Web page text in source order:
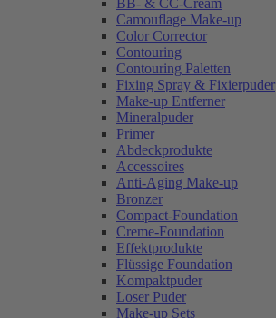
BB- & CC-Cream
Camouflage Make-up
Color Corrector
Contouring
Contouring Paletten
Fixing Spray & Fixierpuder
Make-up Entferner
Mineralpuder
Primer
Abdeckprodukte
Accessoires
Anti-Aging Make-up
Bronzer
Compact-Foundation
Creme-Foundation
Effektprodukte
Flüssige Foundation
Kompaktpuder
Loser Puder
Make-up Sets